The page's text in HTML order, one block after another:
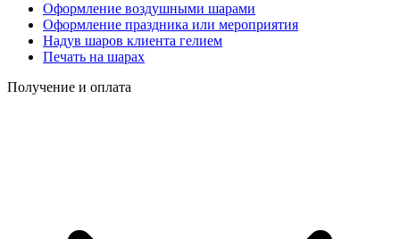
Оформление воздушными шарами
Оформление праздника или мероприятия
Надув шаров клиента гелием
Печать на шарах
Получение и оплата